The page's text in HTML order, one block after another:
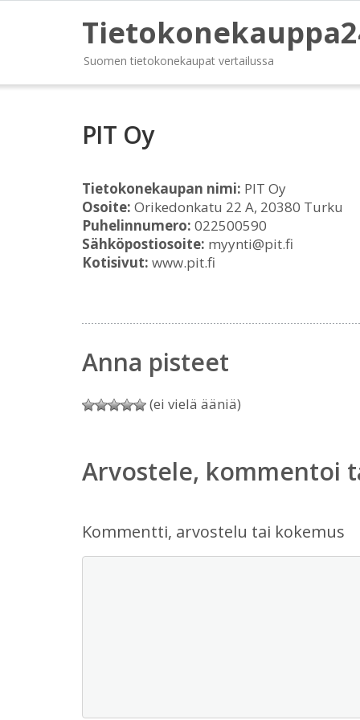
Suomen tietokonekaupat vertailussa
PIT Oy
Tietokonekaupan nimi: PIT Oy
Osoite: Orikedonkatu 22 A, 20380 Turku
Puhelinnumero: 022500590
Sähköpostiosoite: myynti@pit.fi
Kotisivut: www.pit.fi
Anna pisteet
(ei vielä ääniä)
Arvostele, kommentoi
Kommentti, arvostelu tai kokemus